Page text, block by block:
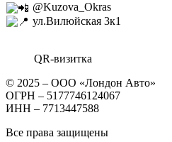
@Kuzova_Okras
ул.Вилюйская 3к1
QR-визитка
© 2025 – ООО «Лондон Авто»
ОГРН – 5177746124067
ИНН – 7713447588
Все права защищены